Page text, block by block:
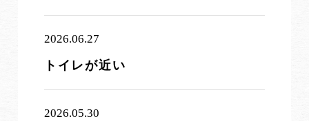
2026.06.27
トイレが近い
2026.05.30